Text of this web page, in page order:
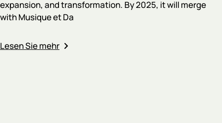
expansion, and transformation. By 2025, it will merge
with Musique et Da
Lesen Sie mehr